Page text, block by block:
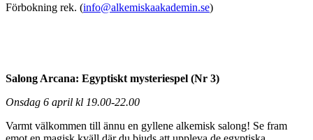
Förbokning rek. (info@alkemiskaakademin.se)
Salong Arcana: Egyptiskt mysteriespel (Nr 3)
Onsdag 6 april kl 19.00-22.00
Varmt välkommen till ännu en gyllene alkemisk salong! Se fram